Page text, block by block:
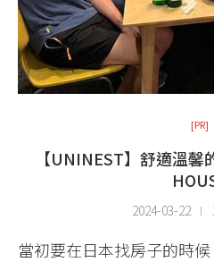
[PR]
【UNINEST】舒適溫
2024-03-22
當初要在日本找房子的時